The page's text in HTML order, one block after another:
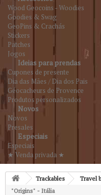
Wood Geocoins - Woodies
Goodies & Swag
GeoPins & Crachás
Stickers
Patches
Jogos
Ideias para prendas
Cupones de presente
Dia das Mães / Dia dos Pais
Géocacheurs de Provence
Produtos personalizados
Novos
Novos
Presales
Especiais
Especiais
★ Venda privada ★
Trackables Travel
"Origins" - Itália